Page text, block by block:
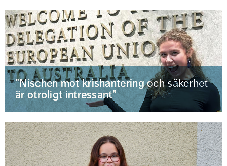
”Nischen mot krishantering och säkerhet
är otroligt intressant”